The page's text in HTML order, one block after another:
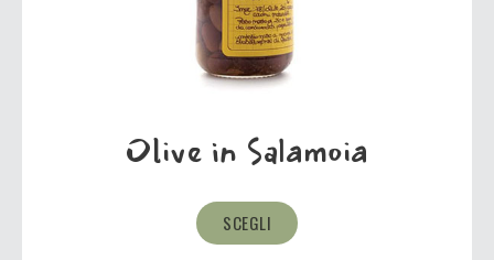
Olive in Salamoia
SCEGLI